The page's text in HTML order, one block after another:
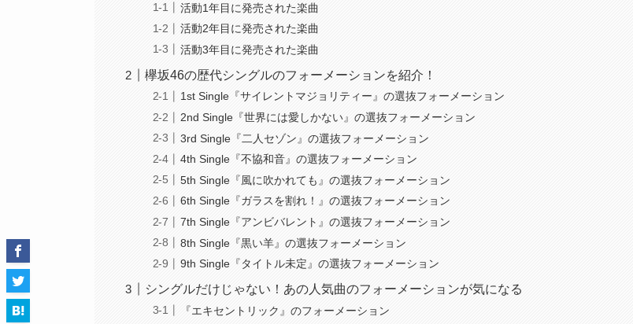
活動1年目に発売された楽曲
活動2年目に発売された楽曲
活動3年目に発売された楽曲
欅坂46の歴代シングルのフォーメーションを紹介！
1st Single『サイレントマジョリティー』の選抜フォーメーション
2nd Single『世界には愛しかない』の選抜フォーメーション
3rd Single『二人セゾン』の選抜フォーメーション
4th Single『不協和音』の選抜フォーメーション
5th Single『風に吹かれても』の選抜フォーメーション
6th Single『ガラスを割れ！』の選抜フォーメーション
7th Single『アンビバレント』の選抜フォーメーション
8th Single『黒い羊』の選抜フォーメーション
9th Single『タイトル未定』の選抜フォーメーション
シングルだけじゃない！あの人気曲のフォーメーションが気になる
『エキセントリック』のフォーメーション